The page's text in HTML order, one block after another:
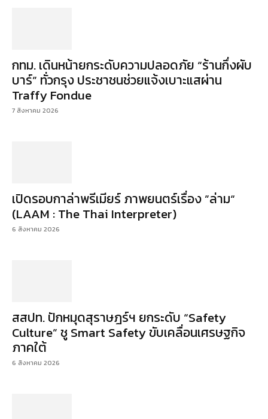
กทม. เดินหน้ายกระดับความปลอดภัย “ร้านกึ่งผับ
บาร์” ทั่วกรุง ประชาชนช่วยแจ้งเบาะแสผ่าน
Traffy Fondue
7 สิงหาคม 2026
เปิดรอบกาล่าพรีเมียร์ ภาพยนตร์เรื่อง ”ล่าม“
(LAAM : The Thai Interpreter)
6 สิงหาคม 2026
สสปท. ปักหมุดสุราษฎร์ฯ ยกระดับ “Safety
Culture” ชู Smart Safety ขับเคลื่อนเศรษฐกิจ
ภาคใต้
6 สิงหาคม 2026